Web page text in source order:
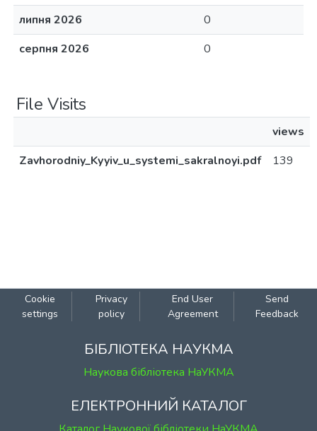
липня 2026
0
серпня 2026
0
File Visits
views
Zavhorodniy_Kyyiv_u_systemi_sakralnoyi.pdf
139
Cookie
settings
Privacy
policy
End User
Agreement
Send
Feedback
БІБЛІОТЕКА НАУКМА
Наукова бібліотека НаУКМА
ЕЛЕКТРОННИЙ КАТАЛОГ